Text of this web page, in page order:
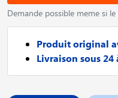
Demande possible meme si
Produit original
Livraison sous 24